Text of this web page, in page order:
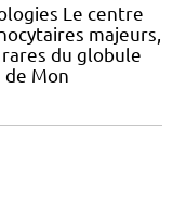
Le centre
majeurs,
du globule
de Mon